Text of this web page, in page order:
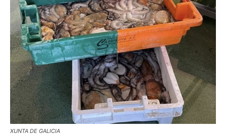
XUNTA DE GALICIA